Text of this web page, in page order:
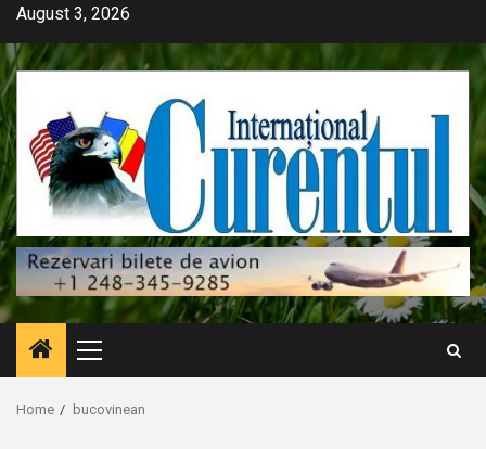
Skip
content
August 3, 2026
Primary
Menu
Home bucovinean